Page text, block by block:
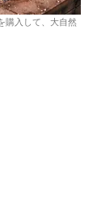
購入して、大自然